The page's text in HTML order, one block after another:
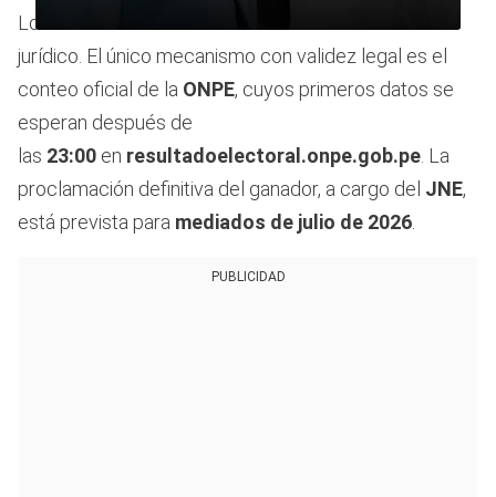
seconds
58
Los resultados de boca de urna no tienen valor
jurídico. El único mecanismo con validez legal es el
conteo oficial de la ONPE, cuyos primeros datos se
esperan después de
las 23:00 en resultadoelectoral.onpe.gob.pe . La
proclamación definitiva del ganador, a cargo del JNE,
está prevista para mediados de julio de 2026
PUBLICIDAD